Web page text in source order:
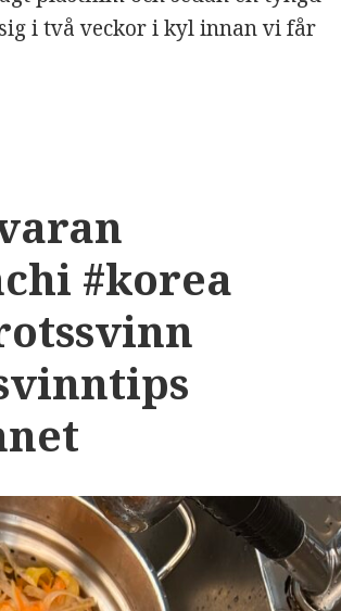
i två veckor i kyl innan vi får
#korea